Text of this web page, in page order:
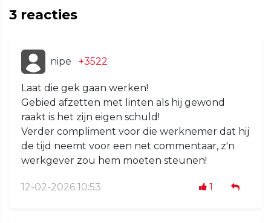
3 reacties
nipe +3522
Laat die gek gaan werken!
Gebied afzetten met linten als hij gewond
raakt is het zijn eigen schuld!
Verder compliment voor die werknemer dat hij
de tijd neemt voor een net commentaar, z'n
werkgever zou hem moeten steunen!
12-02-2026 10:53 1